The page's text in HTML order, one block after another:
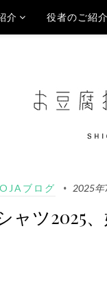
介 役者のご紹介
ブログ 2025年
ャツ2025